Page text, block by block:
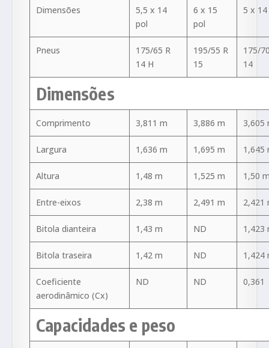
Dimensões
5,5 x 14
pol
6 x 15
pol
5 x
Pneus
175/65 R
14 H
195/55 R
15
175/
14
Dimensões
Comprimento 3,811 m 3,886 m 3,605
Largura 1,636 m 1,695 m 1,645
Altura 1,48 m 1,525 m 1,50
Entre-eixos 2,38 m 2,491 m 2,421
Bitola dianteira 1,43 m ND 1,423
Bitola traseira 1,42 m ND 1,424
Coeficiente
aerodinâmico (Cx)
ND ND 0,361
Capacidades e peso